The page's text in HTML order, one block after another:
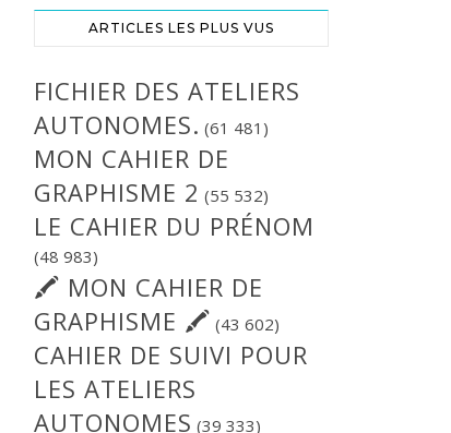
ARTICLES LES PLUS VUS
FICHIER DES ATELIERS
AUTONOMES. (61 481)
MON CAHIER DE
GRAPHISME 2 (55 532)
LE CAHIER DU PRÉNOM
(48 983)
🖍 MON CAHIER DE
GRAPHISME 🖍 (43 602)
CAHIER DE SUIVI POUR
LES ATELIERS
AUTONOMES (39 333)